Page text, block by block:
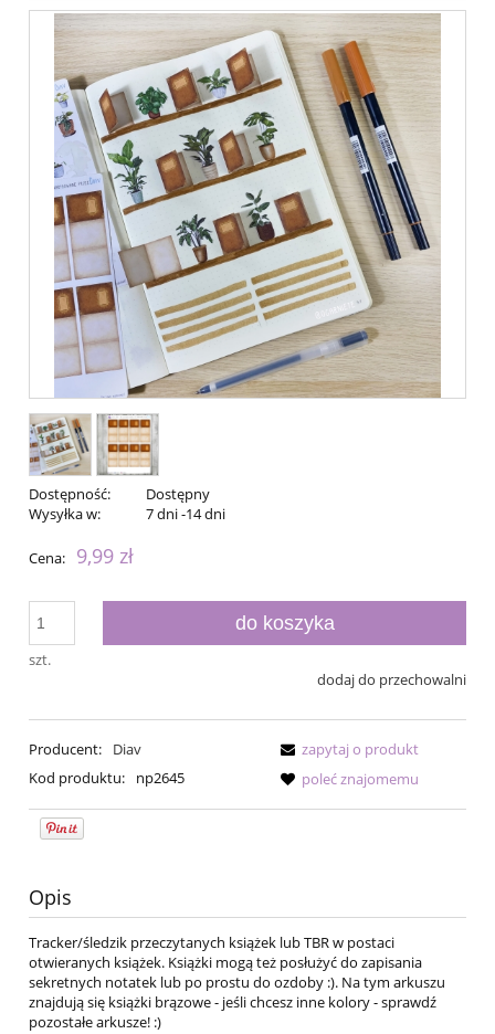
Dostępność:
Dostępny
Wysyłka w:
7 dni -14 dni
Cena: 9,99 zł
szt.
do koszyka
dodaj do przechowalni
Producent:
Diav
Kod produktu:
np2645
zapytaj o produkt
poleć znajomemu
Opis
Tracker/śledzik przeczytanych książek lub TBR w postaci
otwieranych książek. Książki mogą też posłużyć do zapisania
sekretnych notatek lub po prostu do ozdoby :). Na tym arkuszu
znajdują się książki brązowe - jeśli chcesz inne kolory - sprawdź
pozostałe arkusze! :)